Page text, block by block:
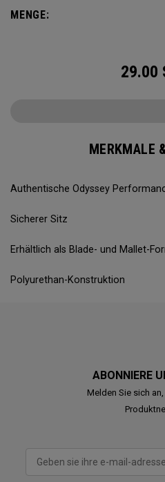
MENGE:
29.00
MERKMALE
Authentische Odyssey
Sicherer Sitz
Erhältlich als Blade- und Mallet-
Polyurethan-Konstruktion
ABONNIERE
Melden Sie sich